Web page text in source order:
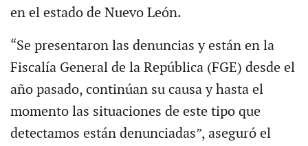
en el estado de Nuevo León.
“Se presentaron las denuncias y están en la
Fiscalía General de la República (FGE) desde el
año pasado, continúan su causa y hasta el
momento las situaciones de este tipo que
detectamos están denunciadas”, aseguró el